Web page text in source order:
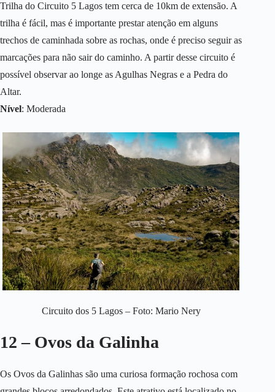
Trilha do Circuito 5 Lagos tem cerca de 10km de extensão. A
trilha é fácil, mas é importante prestar atenção em alguns
trechos de caminhada sobre as rochas, onde é preciso seguir as
marcações para não sair do caminho. A partir desse circuito é
possível observar ao longe as Agulhas Negras e a Pedra do
Altar.
Nível: Moderada
Circuito dos 5 Lagos – Foto: Mario Nery
12 – Ovos da Galinha
Os Ovos da Galinhas são uma curiosa formação rochosa com